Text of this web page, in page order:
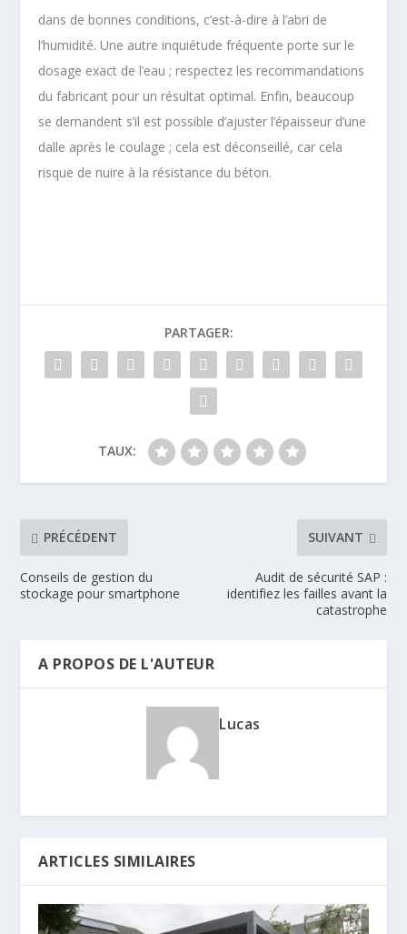
dans de bonnes conditions, c’est-à-dire à l’abri de
l’humidité. Une autre inquiétude fréquente porte sur le
dosage exact de l’eau ; respectez les recommandations
du fabricant pour un résultat optimal. Enfin, beaucoup
se demandent s’il est possible d’ajuster l’épaisseur d’une
dalle après le coulage ; cela est déconseillé, car cela
risque de nuire à la résistance du béton.
PARTAGER:
TAUX:
PRÉCÉDENT
Conseils de gestion du
stockage pour smartphone
SUIVANT
Audit de sécurité SAP :
identifiez les failles avant la
catastrophe
A PROPOS DE L'AUTEUR
Lucas
ARTICLES SIMILAIRES